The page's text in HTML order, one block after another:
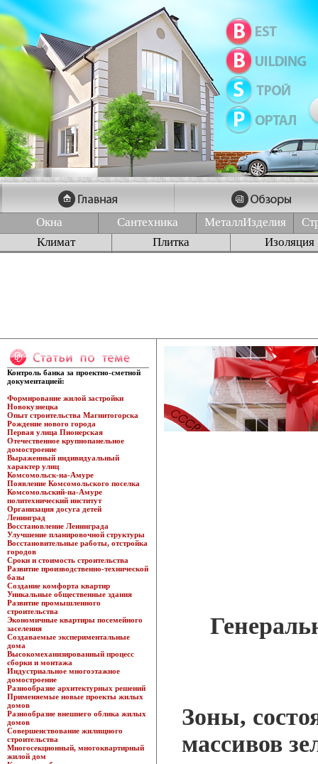
Окна Сантехника МеталлИзделия
Климат
Плитка Изоляция
Контроль банка за проектно-сметной
документацией:
Формирование жилой застройки
Новокузнецка
Опыт строительства Магнитогорска
Рождение нового города
Первая улица Пионерская
Отечественное крупнопанельное
домостроение
Выраженный индивидуальный
характер улиц
Комсомольск-на-Амуре
Появление Комсомольского поселка
Комсомольский-на-Амуре
политехнический институт
Организация досуга детей
Ленинград
Восстановление Ленинграда
Улучшение планировочной структуры
Восстановительные работы, отстройка
городов
Сроки и стоимость строительства
Развитие производственно-технической
базы
Создание комфорта квартир
Уникальные общественные здания
Развитие промышленного
строительства
Экономичные квартиры посемейного
заселения
Создаваемые экспериментальные
дома
Высокомеханизированный процесс
сборки и монтажа
Индустриальное многоэтажное
домостроение
Разнообразие архитектурных решений
Применяемые новые проекты жилых
домов
Разнообразие внешнего облика жилых
домов
Совершенствование жилищного
строительства
Многосекционный, многоквартирный
жилой дом
Зоны,
массивов